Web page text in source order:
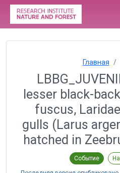
Главная
lesser black-
fuscus,
gulls (Larus
hatched in
Событие